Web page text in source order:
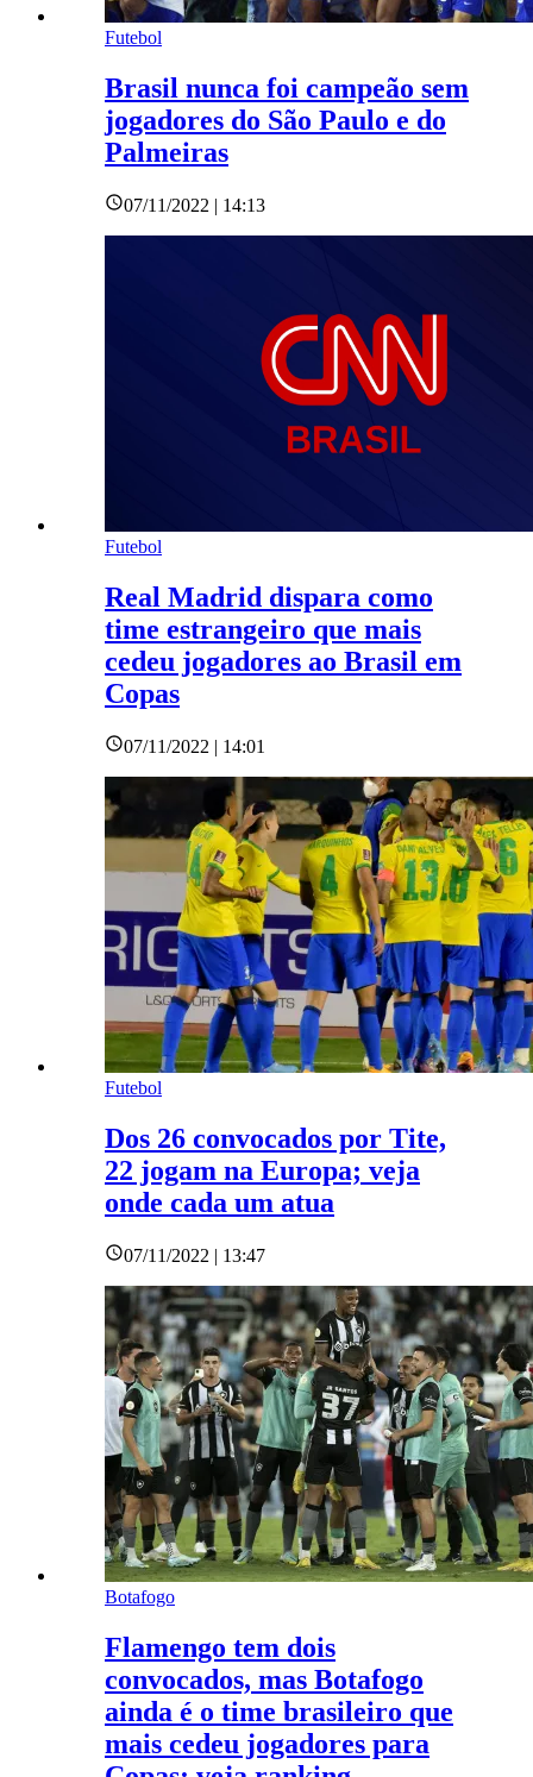
Futebol
Brasil nunca foi campeão sem
jogadores do São Paulo e do
Palmeiras
07/11/2022 | 14:13
Futebol
Real Madrid dispara como
time estrangeiro que mais
cedeu jogadores ao Brasil em
Copas
07/11/2022 | 14:01
Futebol
Dos 26 convocados por Tite,
22 jogam na Europa; veja
onde cada um atua
07/11/2022 | 13:47
Botafogo
Flamengo tem dois
convocados, mas Botafogo
ainda é o time brasileiro que
mais cedeu jogadores para